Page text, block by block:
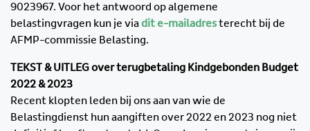
9023967. Voor het antwoord op algemene
belastingvragen kun je viadit e-mailadresterecht bij de
AFMP-commissie Belasting.
TEKST & UITLEG over terugbetaling Kindgebonden Budget
2022 & 2023
Recent klopten leden bij ons aan van wie de
Belastingdienst hun aangiften over 2022 en 2023 nog niet